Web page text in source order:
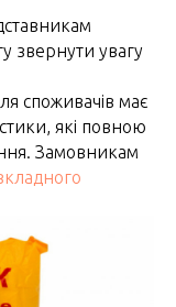
звернути увагу
споживачів має
які повною
Замовникам